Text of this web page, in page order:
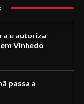
e autoriza
Vinhedo
passa a